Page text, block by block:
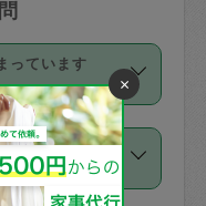
っています
す。3時間を
延長機能をご
用いただくに
ますか？
×